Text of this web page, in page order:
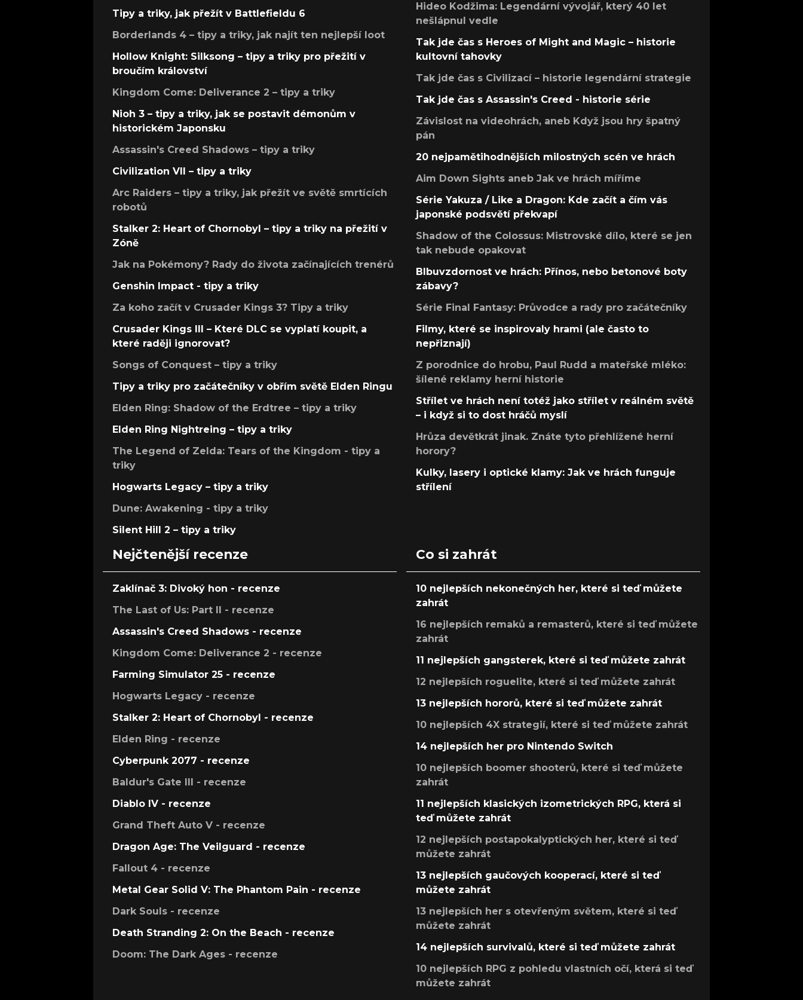
Tipy a triky, jak přežít v Battlefieldu 6
Borderlands 4 – tipy a triky, jak najít ten nejlepší loot
Hollow Knight: Silksong – tipy a triky pro přežití v
broučím království
Kingdom Come: Deliverance 2 – tipy a triky
Nioh 3 – tipy a triky, jak se postavit démonům v
historickém Japonsku
Assassin's Creed Shadows – tipy a triky
Civilization VII – tipy a triky
Arc Raiders – tipy a triky, jak přežít ve světě smrtících
robotů
Stalker 2: Heart of Chornobyl – tipy a triky na přežití v
Zóně
Jak na Pokémony? Rady do života začínajících trenérů
Genshin Impact - tipy a triky
Za koho začít v Crusader Kings 3? Tipy a triky
Crusader Kings III – Které DLC se vyplatí koupit, a
které raději ignorovat?
Songs of Conquest – tipy a triky
Tipy a triky pro začátečníky v obřím světě Elden Ringu
Elden Ring: Shadow of the Erdtree – tipy a triky
Elden Ring Nightreing – tipy a triky
The Legend of Zelda: Tears of the Kingdom - tipy a
triky
Hogwarts Legacy – tipy a triky
Dune: Awakening - tipy a triky
Silent Hill 2 – tipy a triky
Hideo Kodžima: Legendární vývojář, který 40 let
nešlápnul vedle
Tak jde čas s Heroes of Might and Magic – historie
kultovní tahovky
Tak jde čas s Civilizací – historie legendární strategie
Tak jde čas s Assassin's Creed - historie série
Závislost na videohrách, aneb Když jsou hry špatný
pán
20 nejpamětihodnějších milostných scén ve hrách
Aim Down Sights aneb Jak ve hrách míříme
Série Yakuza / Like a Dragon: Kde začít a čím vás
japonské podsvětí překvapí
Shadow of the Colossus: Mistrovské dílo, které se jen
tak nebude opakovat
Blbuvzdornost ve hrách: Přínos, nebo betonové boty
zábavy?
Série Final Fantasy: Průvodce a rady pro začátečníky
Filmy, které se inspirovaly hrami (ale často to
nepřiznají)
Z porodnice do hrobu, Paul Rudd a mateřské mléko:
šílené reklamy herní historie
Střílet ve hrách není totéž jako střílet v reálném světě
– i když si to dost hráčů myslí
Hrůza devětkrát jinak. Znáte tyto přehlížené herní
horory?
Kulky, lasery i optické klamy: Jak ve hrách funguje
střílení
Nejčtenější recenze
Zaklínač 3: Divoký hon - recenze
The Last of Us: Part II - recenze
Assassin's Creed Shadows - recenze
Kingdom Come: Deliverance 2 - recenze
Farming Simulator 25 - recenze
Hogwarts Legacy - recenze
Stalker 2: Heart of Chornobyl - recenze
Elden Ring - recenze
Cyberpunk 2077 - recenze
Baldur's Gate III - recenze
Diablo IV - recenze
Grand Theft Auto V - recenze
Dragon Age: The Veilguard - recenze
Fallout 4 - recenze
Metal Gear Solid V: The Phantom Pain - recenze
Dark Souls - recenze
Death Stranding 2: On the Beach - recenze
Doom: The Dark Ages - recenze
Co si zahrát
10 nejlepších nekonečných her, které si teď můžete
zahrát
16 nejlepších remaků a remasterů, které si teď můžete
zahrát
11 nejlepších gangsterek, které si teď můžete zahrát
12 nejlepších roguelite, které si teď můžete zahrát
13 nejlepších hororů, které si teď můžete zahrát
10 nejlepších 4X strategií, které si teď můžete zahrát
14 nejlepších her pro Nintendo Switch
10 nejlepších boomer shooterů, které si teď můžete
zahrát
11 nejlepších klasických izometrických RPG, která si
teď můžete zahrát
12 nejlepších postapokalyptických her, které si teď
můžete zahrát
13 nejlepších gaučových kooperací, které si teď
můžete zahrát
13 nejlepších her s otevřeným světem, které si teď
můžete zahrát
14 nejlepších survivalů, které si teď můžete zahrát
10 nejlepších RPG z pohledu vlastních očí, která si teď
můžete zahrát